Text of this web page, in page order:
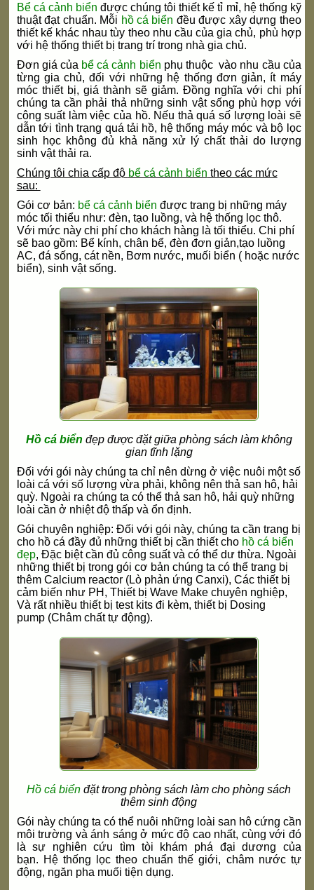
Bể cá cảnh biển được chúng tôi thiết kế tỉ mỉ, hệ thống kỹ
thuật đạt chuẩn. Mỗi hồ cá biển đều được xây dựng theo
thiết kế khác nhau tùy theo nhu cầu của gia chủ, phù hợp
với hệ thống thiết bị trang trí trong nhà gia chủ.
Đơn giá của bể cá cảnh biển phụ thuộc vào nhu cầu của
từng gia chủ, đối với những hệ thống đơn giản, ít máy
móc thiết bị, giá thành sẽ giảm. Đồng nghĩa với chi phí
chúng ta cần phải thả những sinh vật sống phù hợp với
công suất làm việc của hồ. Nếu thả quá số lượng loài sẽ
dẫn tới tình trạng quá tải hồ, hệ thống máy móc và bộ lọc
sinh học không đủ khả năng xử lý chất thải do lượng
sinh vật thải ra.
Chúng tôi chia cấp độ bể cá cảnh biển theo các mức
sau:
Gói cơ bản: bể cá cảnh biển được trang bị những máy
móc tối thiểu như: đèn, tạo luồng, và hệ thống lọc thô.
Với mức này chi phí cho khách hàng là tối thiểu. Chi phí
sẽ bao gồm: Bể kính, chân bể, đèn đơn giản,tạo luồng
AC, đá sống, cát nền, Bơm nước, muối biển ( hoặc nước
biển), sinh vật sống.
Hồ cá biển đẹp được đặt giữa phòng sách làm không
gian tĩnh lặng
Đối với gói này chúng ta chỉ nên dừng ở việc nuôi một số
loài cá với số lượng vừa phải, không nên thả san hô, hải
quỳ. Ngoài ra chúng ta có thể thả san hô, hải quỳ những
loài cần ở nhiệt độ thấp và ổn định.
Gói chuyên nghiệp: Đối với gói này, chúng ta cần trang bị
cho hồ cá đầy đủ những thiết bị cần thiết cho hồ cá biển
đẹp, Đặc biệt cần đủ công suất và có thể dư thừa. Ngoài
những thiết bị trong gói cơ bản chúng ta có thể trang bị
thêm Calcium reactor (Lò phản ứng Canxi), Các thiết bị
cảm biến như PH, Thiết bị Wave Make chuyên nghiệp,
Và rất nhiều thiết bị test kits đi kèm, thiết bị Dosing
pump (Châm chất tự động).
Hồ cá biển đặt trong phòng sách làm cho phòng sách
thêm sinh động
Gói này chúng ta có thể nuôi những loài san hô cứng cần
môi trường và ánh sáng ở mức độ cao nhất, cùng với đó
là sự nghiên cứu tìm tòi khám phá đại dương của
bạn. Hệ thống lọc theo chuẩn thế giới, châm nước tự
động, ngăn pha muối tiện dụng.